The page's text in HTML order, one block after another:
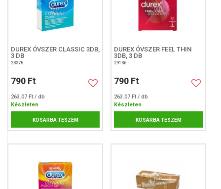
DUREX ÓVSZER CLASSIC 3DB,
3 DB
23375
790 Ft
263.07 Ft / db
Készleten
KOSÁRBA TESZEM
DUREX ÓVSZER FEEL THIN
3DB, 3 DB
29136
790 Ft
263.07 Ft / db
Készleten
KOSÁRBA TESZEM